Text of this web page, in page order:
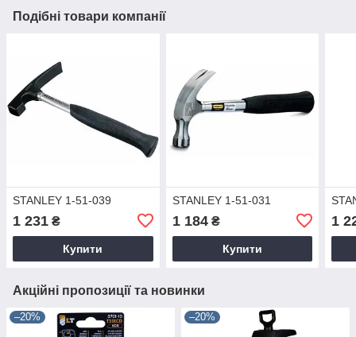
Подібні товари компанії
STANLEY 1-51-039
1 231 ₴
Купити
STANLEY 1-51-031
1 184₴
Купити
1
Акційні пропозиції та новинки
–20% –20%